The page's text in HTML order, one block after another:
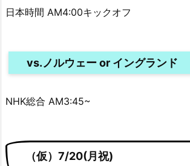
日本時間 AM4:00キックオフ
vs.ノルウェー or イングランド
NHK総合 AM3:45~
（仮）7/20(月祝)